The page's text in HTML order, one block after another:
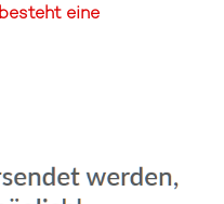
eine